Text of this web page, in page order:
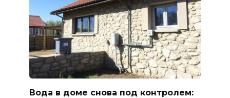
Вода в доме снова под контролем: